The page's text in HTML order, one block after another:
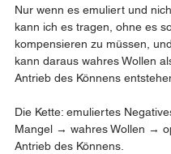
Nur wenn es emuliert und
kann ich es tragen, ohne es
kompensieren zu müssen,
kann daraus wahres Wollen
Antrieb des Könnens
Die Kette: emuliertes
Mangel → wahres Wollen →
Antrieb des Könnens.